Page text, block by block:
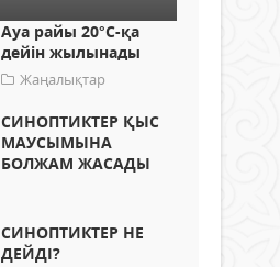
Ауа райы 20°С-қа
дейін жылынады
Жаңалықтар
СИНОПТИКТЕР ҚЫС
МАУСЫМЫНА
БОЛЖАМ ЖАСАДЫ
СИНОПТИКТЕР НЕ
ДЕЙДІ?